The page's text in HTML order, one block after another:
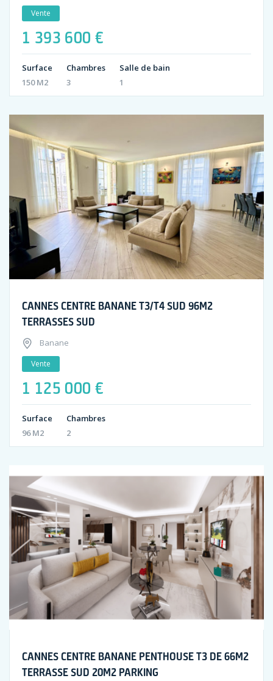
Vente
1 393 600 €
Surface
150 M2
Chambres
3
Salle de bain
1
CANNES CENTRE BANANE T3/T4 SUD 96M2
TERRASSES SUD
Banane
Vente
1 125 000 €
Surface
96 M2
Chambres
2
CANNES CENTRE BANANE PENTHOUSE T3 DE 66M2
TERRASSE SUD 20M2 PARKING